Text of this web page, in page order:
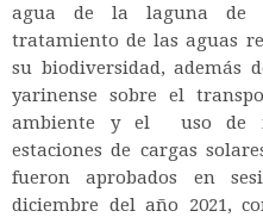
agua de la laguna de
tratamiento de las aguas
su biodiversidad, además
yarinense sobre el
ambiente y el uso de
estaciones de cargas
fueron aprobados en
diciembre del año 2021,